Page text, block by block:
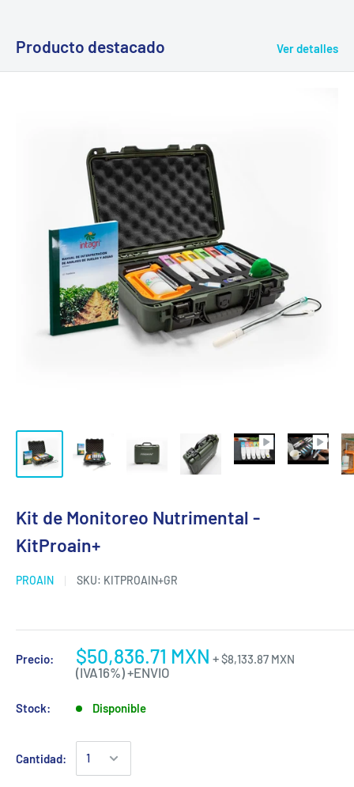
Producto destacado Ver detalles
Kit de Monitoreo Nutrimental -
KitProain+
PROAIN SKU: KITPROAIN+GR
Precio: $50,836.71 MXN +$8,133.87 MXN
(IVA16%)+ENVIO
Stock: Disponible
Cantidad: